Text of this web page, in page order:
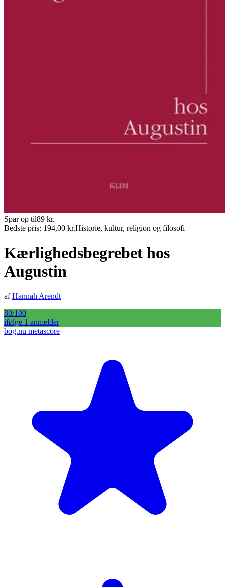
Spar op til89 kr.
Bedste pris: 194,00 kr.Historie, kultur, religion og filosofi
Kærlighedsbegrebet hos
Augustin
afHannah Arendt
80/100
ifølge 1 anmelder
bog.nu metascore